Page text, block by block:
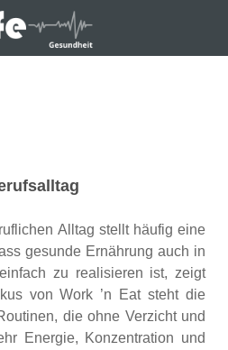
Alltag stellt häufig eine
gesunde Ernährung auch in
zu realisieren ist, zeigt
von Work ’n Eat steht die
die ohne Verzicht und
Energie, Konzentration und